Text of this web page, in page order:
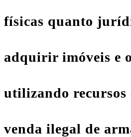
físicas quanto
adquirir imóveis e
utilizando recursos
venda ilegal de